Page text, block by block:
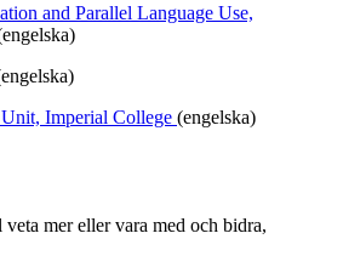
and Parallel Language Use,
Imperial College (engelska)
mer eller vara med och bidra,